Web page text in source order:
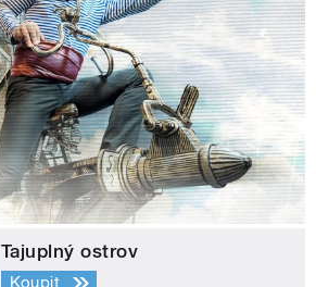
Tajuplný ostrov
Koupit